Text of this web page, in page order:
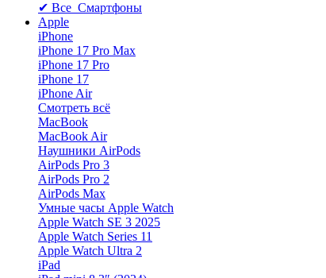
✔ Все Смартфоны
Apple
iPhone
iPhone 17 Pro Max
iPhone 17 Pro
iPhone 17
iPhone Air
Смотреть всё
MacBook
MacBook Air
Наушники AirPods
AirPods Pro 3
AirPods Pro 2
AirPods Max
Умные часы Apple Watch
Apple Watch SE 3 2025
Apple Watch Series 11
Apple Watch Ultra 2
iPad